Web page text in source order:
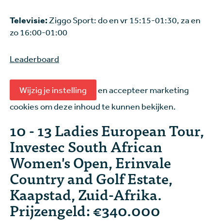
Televisie: Ziggo Sport: do en vr 15:15-01:30, za en
zo 16:00-01:00
Leaderboard
Wijzig je instelling
en accepteer marketing
cookies om deze inhoud te kunnen bekijken.
10 - 13 Ladies European Tour,
Investec South African
Women's Open, Erinvale
Country and Golf Estate,
Kaapstad, Zuid-Afrika.
Prijzengeld: €340.000